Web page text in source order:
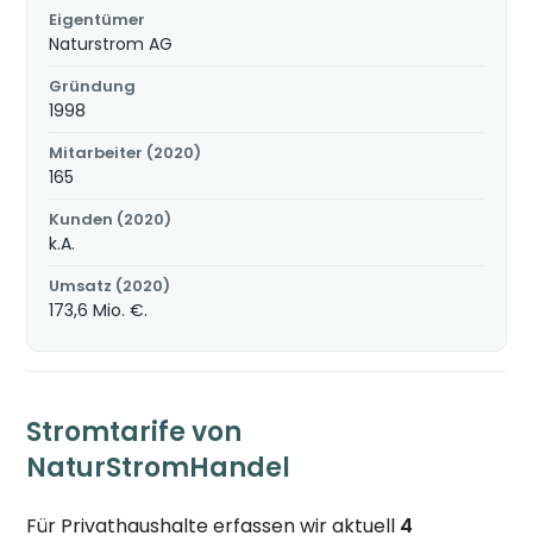
Eigentümer
Naturstrom AG
Gründung
1998
Mitarbeiter (2020)
165
Kunden (2020)
k.A.
Umsatz (2020)
173,6 Mio. €.
Stromtarife von
NaturStromHandel
Für Privathaushalte erfassen wir aktuell 4